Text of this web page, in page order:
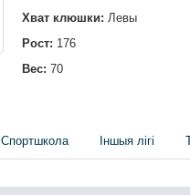
Хват клюшки: Левы
Рост: 176
Вес: 70
Спортшкола Iншыя лігі